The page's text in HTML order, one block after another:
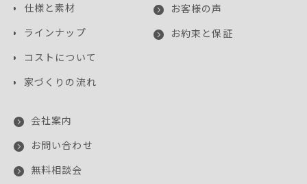
仕様と素材
ラインナップ
コストについて
家づくりの流れ
お客様の声
お約束と保証
会社案内
お問い合わせ
無料相談会